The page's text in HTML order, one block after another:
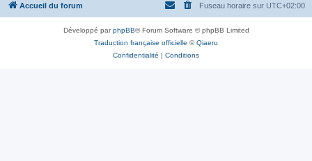
e
Accueil du forum Fuseau horaire sur UTC+02:00
Développé parphpBB® Forum Software © phpBB Limited
Traduction française officielle ©Qiaeru
Confidentialité | Conditions